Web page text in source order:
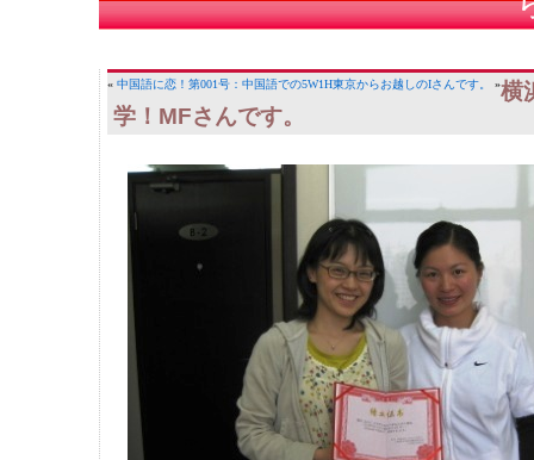
« 中国語に恋！第001号：中国語での5W1H東京からお越しのIさんです。 »横
学！MFさんです。